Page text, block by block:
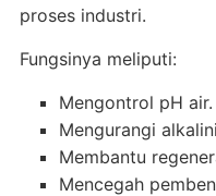
proses industri.
Fungsinya meliputi:
Mengontrol pH air.
Mengurangi
Membantu
Mencegah